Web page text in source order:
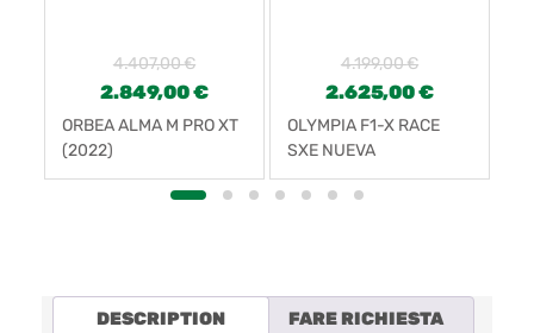
4.407,00€
2.849,00€
ORBEA ALMA M PRO XT
(2022)
4.199,00€
2.625,00€
OLYMPIA F1-X RACE
SXE NUEVA
DESCRIPTION FARE RICHIESTA